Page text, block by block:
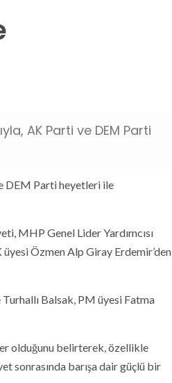
AK Parti ve DEM Parti
DEM Parti heyetleri ile
MHP Genel Lider Yardımcısı
Özmen Alp Giray Erdemir’den
Balsak, PM üyesi Fatma
olduğunu belirterek, özellikle
sonrasında barışa dair güçlü bir